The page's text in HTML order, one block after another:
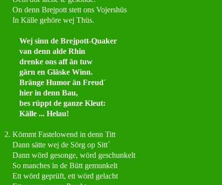
On denn Brejpott stett ons Vojershüs
In Källe gehöre wej Thüs.
Wej sinn de Brejpott-Quaker
van denn alde Rhin
drenke ons aff än tuw
gärn en Gläske Winn.
Bränge Humor än Freud´
hier in denn Bau,
bes rüppt de ganze Kleut:
Källe ... Helau!
2. Kömmt Fastelowend in denn Titt
Dann sätte wej de Sörg op Sitt´
Dann wörd gesonge, wörd geschunkelt
So manches in de Bütt gemunkelt
Ett wörd geprüft, ett wörd gelacht